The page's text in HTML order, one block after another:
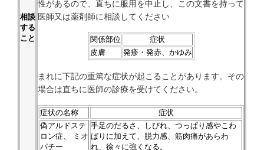
相談
する
こと
性があるので、直ちに服用を中止し、この文書を持って
医師又は薬剤師に相談してください
関係部位
症状
皮膚
発疹・発赤、かゆみ
まれに下記の重篤な症状が起こることがあります。その
場合は直ちに医師の診療を受けてください。
症状の名称
症状
偽アルドステ
ロン症、 ミオ
パチー
手足のだるさ、しびれ、つっぱり感やこわ
ばりに加えて、脱力感、筋肉痛があらわ
れ、徐々に強くなる。